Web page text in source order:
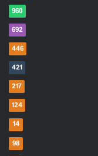
960
692
446
421
217
124
14
98